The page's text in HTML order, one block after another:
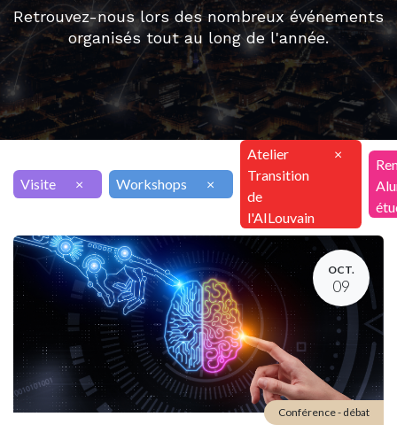
Retrouvez-nous lors des nombreux événements
organisés tout au long de l'année.
Visite × Workshops ×
Atelier
Transition
de
l'AILouvain
×
OCT.
09
Conférence - débat